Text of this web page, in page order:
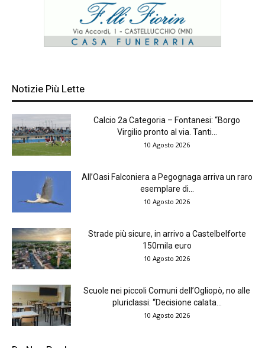
Notizie Più Lette
Calcio 2a Categoria – Fontanesi: “Borgo
Virgilio pronto al via. Tanti...
10 Agosto 2026
All’Oasi Falconiera a Pegognaga arriva un raro
esemplare di...
10 Agosto 2026
Strade più sicure, in arrivo a Castelbelforte
150mila euro
10 Agosto 2026
Scuole nei piccoli Comuni dell’Ogliopò, no alle
pluriclassi: “Decisione calata...
10 Agosto 2026